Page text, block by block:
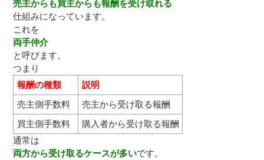
売主からも買主からも報酬を受け取れる
仕組みになっています。
これを
両手仲介
と呼びます。
つまり
報酬の種類
説明
売主側手数料 売主から受け取る報酬
買主側手数料
購入者から受け取る報酬
通常は
両方から受け取るケースが多いです。